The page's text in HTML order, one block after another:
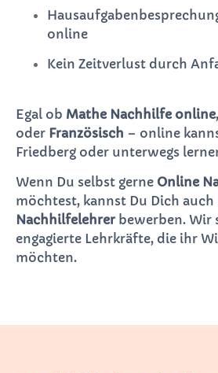
online
Kein Zeitverlust durch
Egal ob Mathe Nachhilfe online,
oder Französisch – online
Friedberg oder unterwegs
Wenn Du selbst gerne Online
möchtest, kannst Du Dich auch
Nachhilfelehrerbewerben. Wir
engagierte Lehrkräfte, die ihr
möchten.